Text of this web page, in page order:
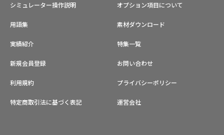
シミュレーター操作説明 オプション項目について
用語集 素材ダウンロード
実績紹介 特集一覧
新規会員登録 お問い合わせ
利用規約 プライバシーポリシー
特定商取引法に基づく表記 運営会社